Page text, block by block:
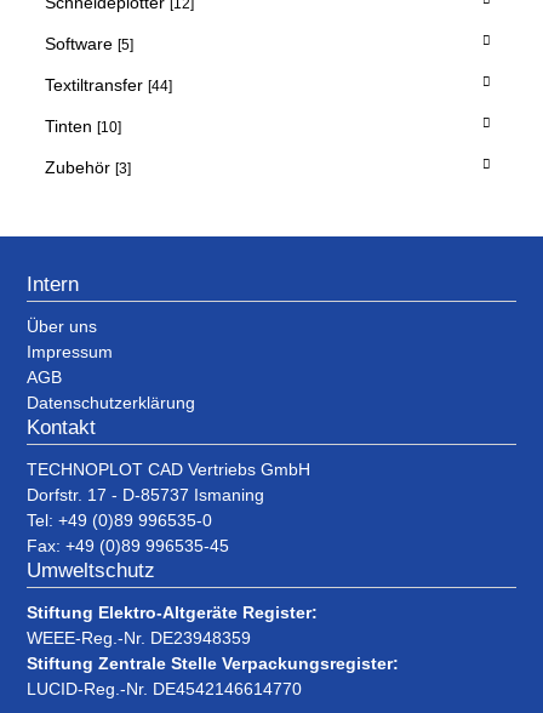
[12]
Software [5]
Textiltransfer [44]
Tinten [10]
Zubehör [3]
Intern
Über uns
Impressum
AGB
Datenschutzerklärung
Kontakt
TECHNOPLOT CAD Vertriebs GmbH
Dorfstr. 17 - D-85737 Ismaning
Tel: +49 (0)89 996535-0
Fax: +49 (0)89 996535-45
Umweltschutz
Stiftung Elektro-Altgeräte Register:
WEEE-Reg.-Nr. DE23948359
Stiftung Zentrale Stelle Verpackungsregister:
LUCID-Reg.-Nr. DE4542146614770